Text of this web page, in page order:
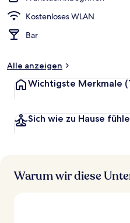
e
r
Kostenloses WLAN
Bar
Alle anzeigen
Wichtigste Merkmale
Sich wie zu Hause
Warum wir diese